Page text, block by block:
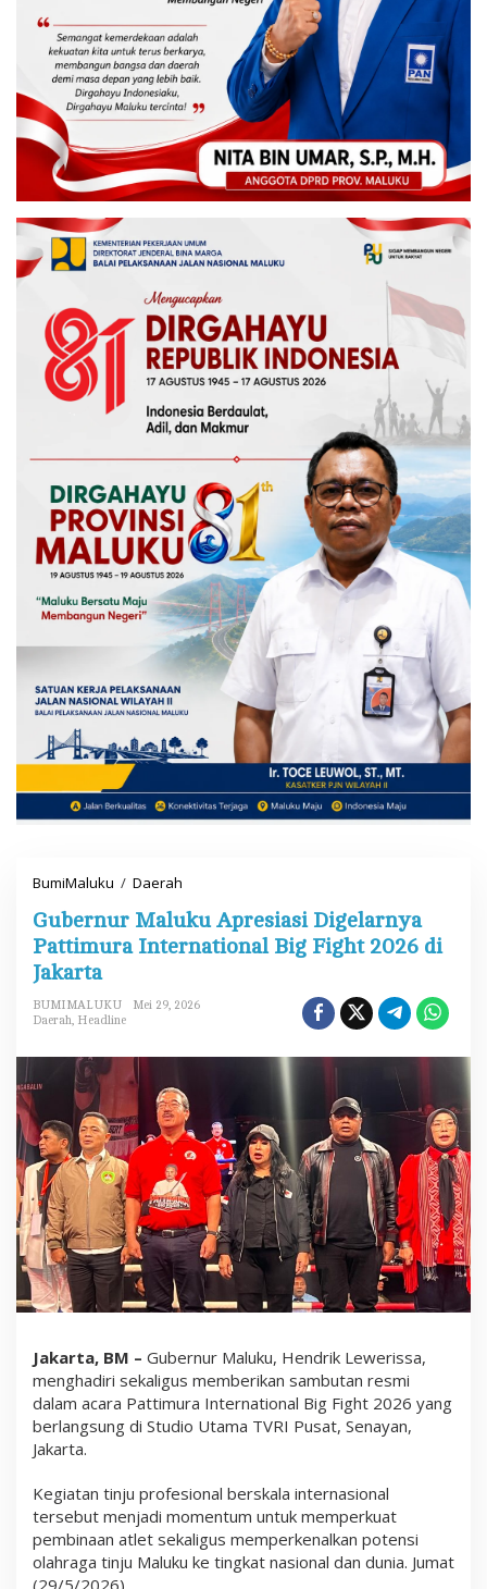
BumiMaluku / Daerah
b
r
r
l
k
u
A
p
r
e
s
i
a
s
i
D
i
g
l
a
r
n
y
t
t
i
m
u
Gubernur Maluku Apresiasi Digelarnya
Pattimura International Big Fight 2026 di
Jakarta
BUMIMALUKU
Mei 29, 2026
Daerah, Headline
Jakarta, BM – Gubernur Maluku, Hendrik Lewerissa,
menghadiri sekaligus memberikan sambutan resmi
dalam acara Pattimura International Big Fight 2026 yang
berlangsung di Studio Utama TVRI Pusat, Senayan,
Jakarta.
Kegiatan tinju profesional berskala internasional
tersebut menjadi momentum untuk memperkuat
pembinaan atlet sekaligus memperkenalkan potensi
olahraga tinju Maluku ke tingkat nasional dan dunia. Jumat
(29/5/2026)